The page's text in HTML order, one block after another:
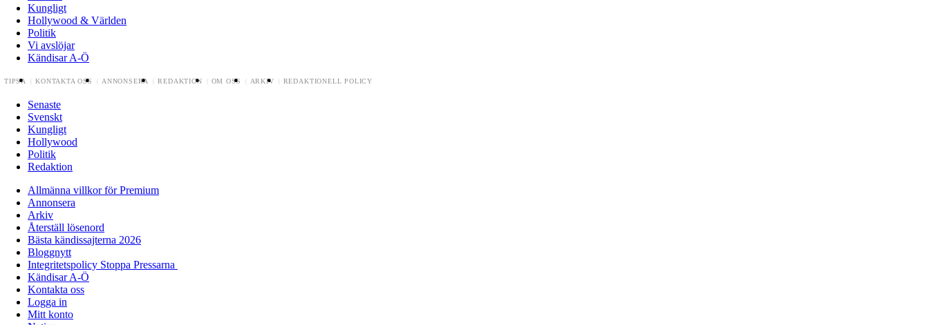
Kungligt
Hollywood & Världen
Politik
Vi avslöjar
Kändisar A-Ö
TIPSA KONTAKTA OSS ANNONSERA REDAKTION OM OSS ARKIV REDAKTIONELL POLICY
Senaste
Svenskt
Kungligt
Hollywood
Politik
Redaktion
Allmänna villkor för Premium
Annonsera
Arkiv
Återställ lösenord
Bästa kändissajterna 2026
Bloggnytt
Integritetspolicy Stoppa Pressarna
Kändisar A-Ö
Kontakta oss
Logga in
Mitt konto